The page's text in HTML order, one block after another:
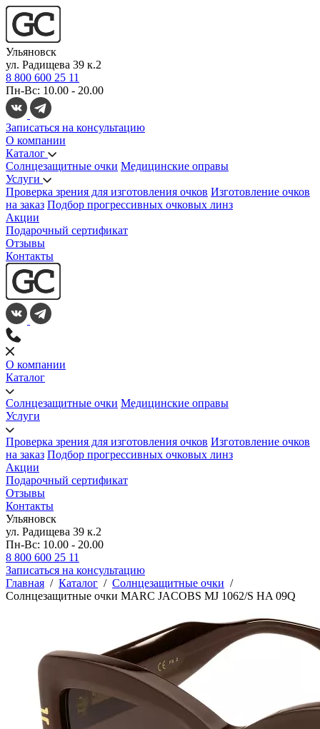
Ульяновск
ул. Радищева 39 к.2
8 800 600 25 11
Пн-Вс: 10.00 - 20.00
Записаться на консультацию
О компании
Каталог
Солнцезащитные очки Медицинские оправы
Услуги
Проверка зрения для изготовления очков Изготовление очков
на заказ Подбор прогрессивных очковых линз
Акции
Подарочный сертификат
Отзывы
Контакты
О компании
Каталог
Солнцезащитные очки Медицинские оправы
Услуги
Проверка зрения для изготовления очков Изготовление очков
на заказ Подбор прогрессивных очковых линз
Акции
Подарочный сертификат
Отзывы
Контакты
Ульяновск
ул. Радищева 39 к.2
Пн-Вс: 10.00 - 20.00
8 800 600 25 11
Записаться на консультацию
Главная / Каталог / Солнцезащитные очки /
Солнцезащитные очки MARC JACOBS MJ 1062/S HA 09Q